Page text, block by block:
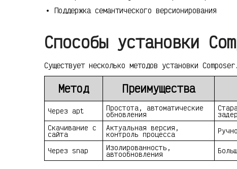
Поддержка семантического версионирования
Способы установки
Существует несколько методов установки
Метод Преимущества
Через apt Простота, автоматические
обновления
Скачивание с
сайта
Актуальная версия,
контроль процесса
Через snap Изолированность,
автообновления